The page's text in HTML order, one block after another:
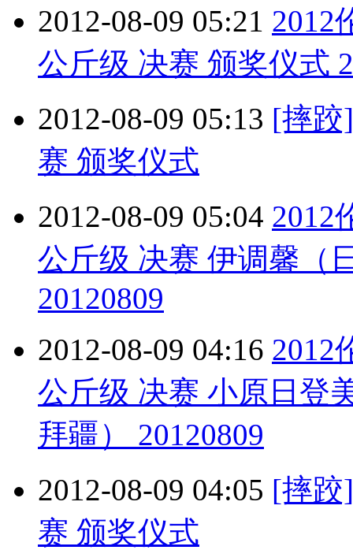
2012-08-09 05:21 2012
公斤级 决赛 颁奖仪式
2012-08-09 05:13 [摔跤
赛 颁奖仪式
2012-08-09 05:04 2012
公斤级 决赛 伊调馨（
20120809
2012-08-09 04:16 2012
公斤级 决赛 小原日登
拜疆） 20120809
2012-08-09 04:05 [摔跤
赛 颁奖仪式